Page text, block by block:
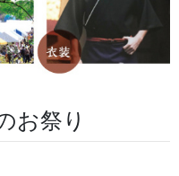
事
幕・のぼり 房 特別仕様
お祭り